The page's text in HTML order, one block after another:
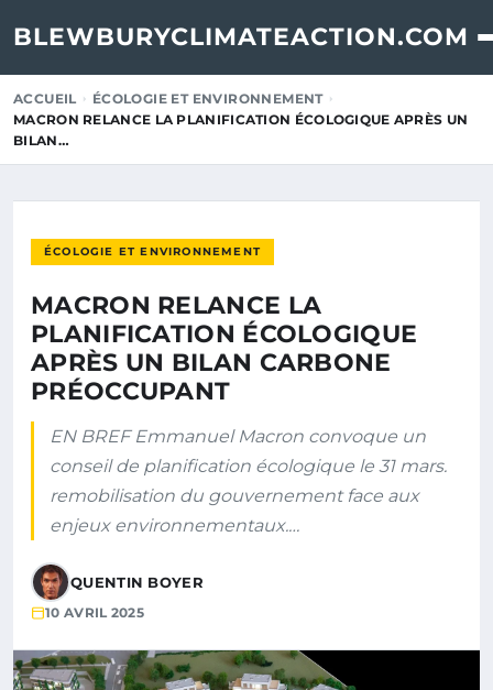
BLEWBURYCLIMATEACTION.COM
ACCUEIL
ÉCOLOGIE ET ENVIRONNEMENT
MACRON RELANCE LA PLANIFICATION ÉCOLOGIQUE APRÈS UN
BILAN…
ÉCOLOGIE ET ENVIRONNEMENT
MACRON RELANCE LA
PLANIFICATION ÉCOLOGIQUE
APRÈS UN BILAN CARBONE
PRÉOCCUPANT
EN BREF Emmanuel Macron convoque un
conseil de planification écologique le 31 mars.
remobilisation du gouvernement face aux
enjeux environnementaux.…
QUENTIN BOYER
10 AVRIL 2025